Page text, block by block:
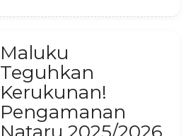
Maluku
Teguhkan
Kerukunan!
Pengamanan
Nataru 2025/2026